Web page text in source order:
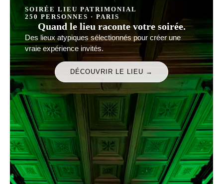
SOIRÉE LIEU PATRIMONIAL
250 PERSONNES · PARIS
Quand le lieu raconte votre soirée.
Des lieux atypiques sélectionnés pour créer une
vraie expérience invités.
DÉCOUVRIR LE LIEU →